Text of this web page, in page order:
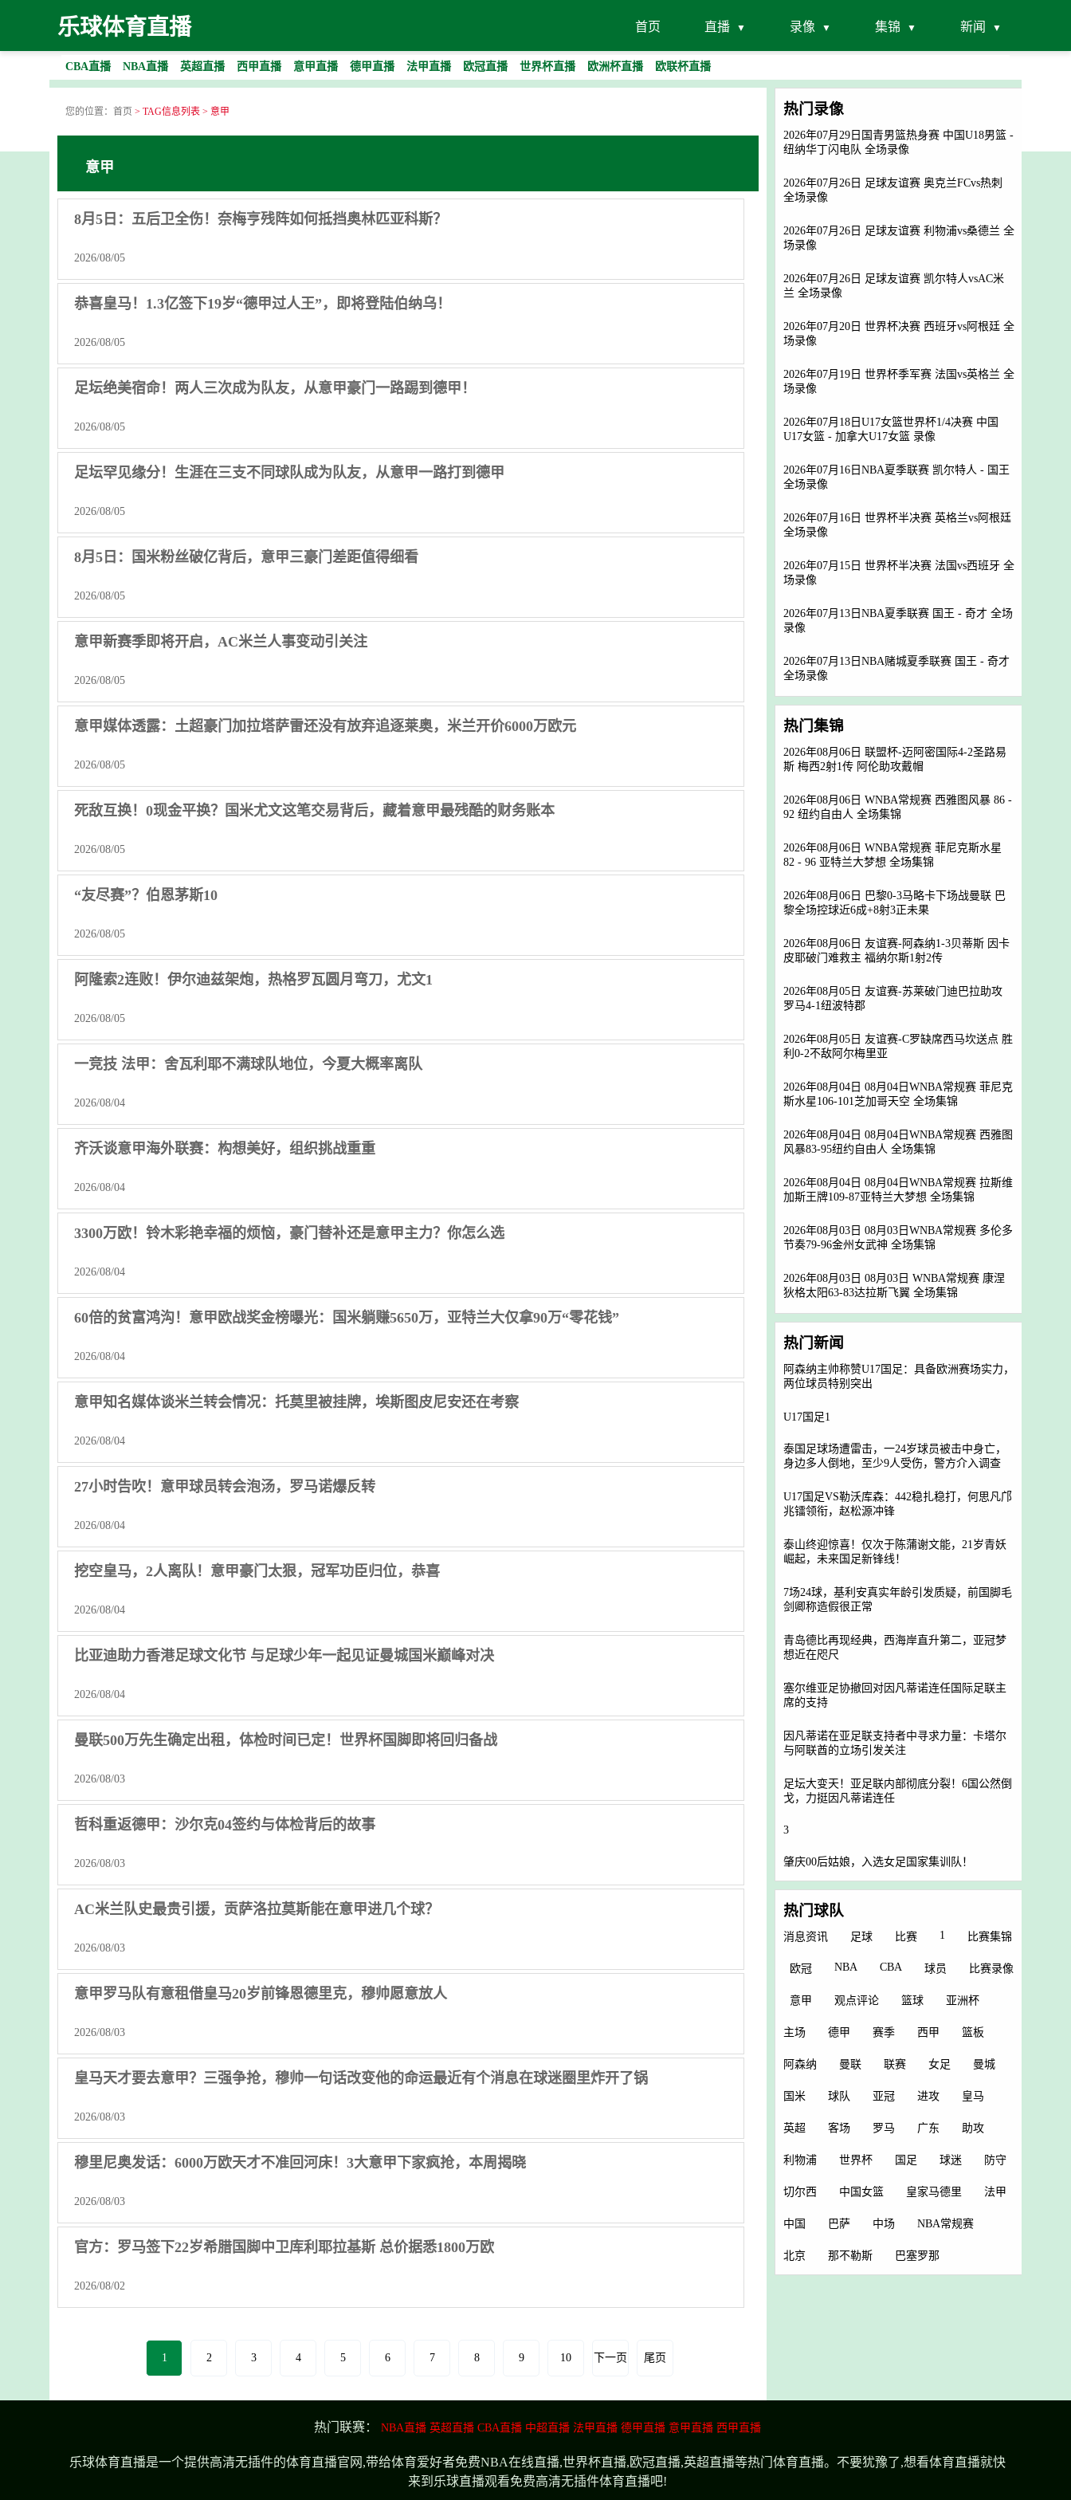
乐球体育直播 首页 直播 录像 集锦 新闻
CBA直播 NBA直播 英超直播 西甲直播 意甲直播 德甲直播 法甲直播 欧冠直播 世界杯直播 欧洲杯直播 欧联杯直播
您的位置： 首页 > TAG信息列表 > 意甲
意甲
8月5日：五后卫全伤！奈梅亨残阵如何抵挡奥林匹亚科斯？
2026/08/05
恭喜皇马！1.3亿签下19岁“德甲过人王”，即将登陆伯纳乌！
2026/08/05
足坛绝美宿命！两人三次成为队友，从意甲豪门一路踢到德甲！
2026/08/05
足坛罕见缘分！生涯在三支不同球队成为队友，从意甲一路打到德甲
2026/08/05
8月5日：国米粉丝破亿背后，意甲三豪门差距值得细看
2026/08/05
意甲新赛季即将开启，AC米兰人事变动引关注
2026/08/05
意甲媒体透露：土超豪门加拉塔萨雷还没有放弃追逐莱奥，米兰开价6000万欧元
2026/08/05
死敌互换！0现金平换？国米尤文这笔交易背后，藏着意甲最残酷的财务账本
2026/08/05
“友尽赛”？伯恩茅斯10
2026/08/05
阿隆索2连败！伊尔迪兹架炮，热格罗瓦圆月弯刀，尤文1
2026/08/05
一竞技 法甲：舍瓦利耶不满球队地位，今夏大概率离队
2026/08/04
齐沃谈意甲海外联赛：构想美好，组织挑战重重
2026/08/04
3300万欧！铃木彩艳幸福的烦恼，豪门替补还是意甲主力？你怎么选
2026/08/04
60倍的贫富鸿沟！意甲欧战奖金榜曝光：国米躺赚5650万，亚特兰大仅拿90万“零花钱”
2026/08/04
意甲知名媒体谈米兰转会情况：托莫里被挂牌，埃斯图皮尼安还在考察
2026/08/04
27小时告吹！意甲球员转会泡汤，罗马诺爆反转
2026/08/04
挖空皇马，2人离队！意甲豪门太狠，冠军功臣归位，恭喜
2026/08/04
比亚迪助力香港足球文化节 与足球少年一起见证曼城国米巅峰对决
2026/08/04
曼联500万先生确定出租，体检时间已定！世界杯国脚即将回归备战
2026/08/03
哲科重返德甲：沙尔克04签约与体检背后的故事
2026/08/03
AC米兰队史最贵引援，贡萨洛拉莫斯能在意甲进几个球？
2026/08/03
意甲罗马队有意租借皇马20岁前锋恩德里克，穆帅愿意放人
2026/08/03
皇马天才要去意甲？三强争抢，穆帅一句话改变他的命运最近有个消息在球迷圈里炸开了锅
2026/08/03
穆里尼奥发话：6000万欧天才不准回河床！3大意甲下家疯抢，本周揭晓
2026/08/03
官方：罗马签下22岁希腊国脚中卫库利耶拉基斯 总价据悉1800万欧
2026/08/02
1 2 3 4 5 6 7 8 9 10 下一页 尾页
热门录像
2026年07月29日国青男篮热身赛 中国U18男篮 -
纽纳华丁闪电队 全场录像
2026年07月26日 足球友谊赛 奥克兰FCvs热刺
全场录像
2026年07月26日 足球友谊赛 利物浦vs桑德兰 全
场录像
2026年07月26日 足球友谊赛 凯尔特人vsAC米
兰 全场录像
2026年07月20日 世界杯决赛 西班牙vs阿根廷 全
场录像
2026年07月19日 世界杯季军赛 法国vs英格兰 全
场录像
2026年07月18日U17女篮世界杯1/4决赛 中国
U17女篮 - 加拿大U17女篮 录像
2026年07月16日NBA夏季联赛 凯尔特人 - 国王
全场录像
2026年07月16日 世界杯半决赛 英格兰vs阿根廷
全场录像
2026年07月15日 世界杯半决赛 法国vs西班牙 全
场录像
2026年07月13日NBA夏季联赛 国王 - 奇才 全场
录像
2026年07月13日NBA赌城夏季联赛 国王 - 奇才
全场录像
热门集锦
2026年08月06日 联盟杯-迈阿密国际4-2圣路易
斯 梅西2射1传 阿伦助攻戴帽
2026年08月06日 WNBA常规赛 西雅图风暴 86 -
92 纽约自由人 全场集锦
2026年08月06日 WNBA常规赛 菲尼克斯水星
82 - 96 亚特兰大梦想 全场集锦
2026年08月06日 巴黎0-3马略卡下场战曼联 巴
黎全场控球近6成+8射3正未果
2026年08月06日 友谊赛-阿森纳1-3贝蒂斯 因卡
皮耶破门难救主 福纳尔斯1射2传
2026年08月05日 友谊赛-苏莱破门迪巴拉助攻
罗马4-1纽波特郡
2026年08月05日 友谊赛-C罗缺席西马坎送点 胜
利0-2不敌阿尔梅里亚
2026年08月04日 08月04日WNBA常规赛 菲尼克
斯水星106-101芝加哥天空 全场集锦
2026年08月04日 08月04日WNBA常规赛 西雅图
风暴83-95纽约自由人 全场集锦
2026年08月04日 08月04日WNBA常规赛 拉斯维
加斯王牌109-87亚特兰大梦想 全场集锦
2026年08月03日 08月03日WNBA常规赛 多伦多
节奏79-96金州女武神 全场集锦
2026年08月03日 08月03日 WNBA常规赛 康涅
狄格太阳63-83达拉斯飞翼 全场集锦
热门新闻
阿森纳主帅称赞U17国足：具备欧洲赛场实力，
两位球员特别突出
U17国足1
泰国足球场遭雷击，一24岁球员被击中身亡，
身边多人倒地，至少9人受伤，警方介入调查
U17国足VS勒沃库森：442稳扎稳打，何思凡邝
兆镭领衔，赵松源冲锋
泰山终迎惊喜！仅次于陈蒲谢文能，21岁青妖
崛起，未来国足新锋线！
7场24球，基利安真实年龄引发质疑，前国脚毛
剑卿称造假很正常
青岛德比再现经典，西海岸直升第二，亚冠梦
想近在咫尺
塞尔维亚足协撤回对因凡蒂诺连任国际足联主
席的支持
因凡蒂诺在亚足联支持者中寻求力量：卡塔尔
与阿联酋的立场引发关注
足坛大变天！亚足联内部彻底分裂！6国公然倒
戈，力挺因凡蒂诺连任
3
肇庆00后姑娘，入选女足国家集训队！
热门球队
消息资讯 足球 比赛 1 比赛集锦
欧冠 NBA CBA 球员 比赛录像
意甲 观点评论 篮球 亚洲杯
主场 德甲 赛季 西甲 篮板
阿森纳 曼联 联赛 女足 曼城
国米 球队 亚冠 进攻 皇马
英超 客场 罗马 广东 助攻
利物浦 世界杯 国足 球迷 防守
切尔西 中国女篮 皇家马德里 法甲
中国 巴萨 中场 NBA常规赛
北京 那不勒斯 巴塞罗那
热门联赛： NBA直播 英超直播 CBA直播 中超直播 法甲直播 德甲直播 意甲直播 西甲直播
乐球体育直播是一个提供高清无插件的体育直播官网,带给体育爱好者免费NBA在线直播,世界杯直播,欧冠直播,英超直播等热门体育直播。不要犹豫了,想看体育直播就快
来到乐球直播观看免费高清无插件体育直播吧!